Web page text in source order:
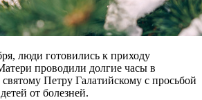
люди готовились к приходу
проводили долгие часы в
Петру Галатийскому с просьбой
от болезней.